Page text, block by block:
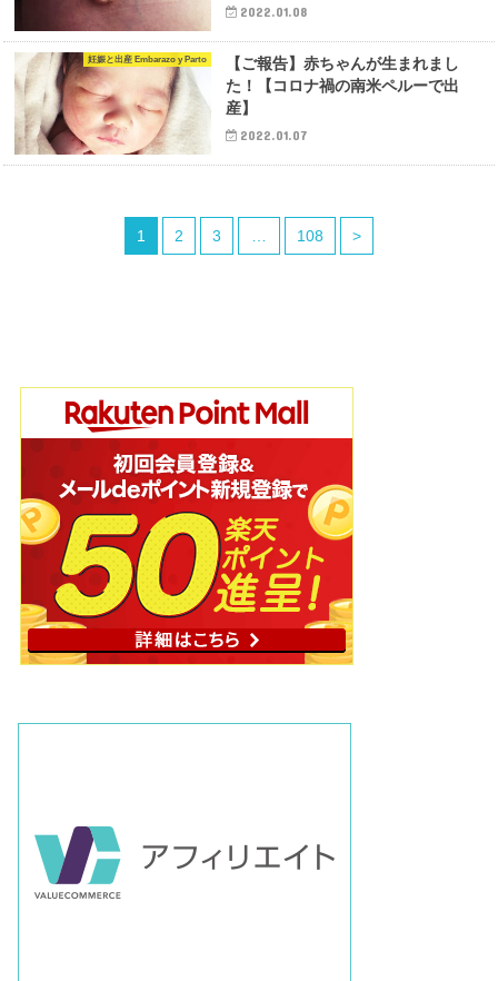
2022.01.08
妊娠と出産 Embarazo y Parto
【ご報告】赤ちゃんが生まれまし
た！【コロナ禍の南米ペルーで出
産】
2022.01.07
1 2 3 108 >